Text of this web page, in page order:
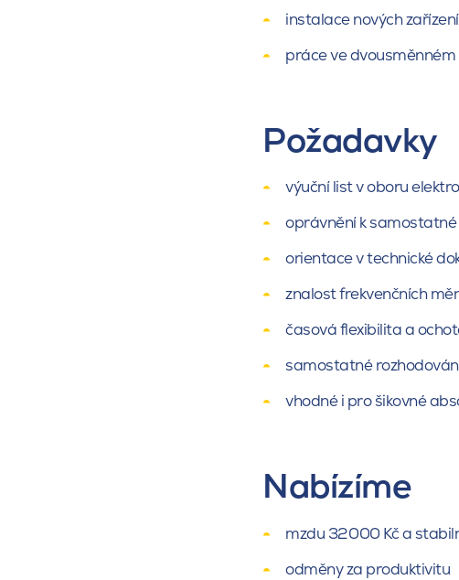
instalace nových
práce ve dvousměnném
Požadavky
výuční list v oboru
oprávnění k
orientace v technické
znalost frekvenčních
časová flexibilita a
samostatné
vhodné i pro šikovné
Nabízíme
mzdu 32 000 Kč a
odměny za produktivitu